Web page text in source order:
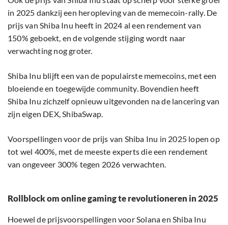
in 2025 dankzij een heropleving van de memecoin-rally. De
prijs van Shiba Inu heeft in 2024 al een rendement van
150% geboekt, en de volgende stijging wordt naar
verwachting nog groter.
Shiba Inu blijft een van de populairste memecoins, met een
bloeiende en toegewijde community. Bovendien heeft
Shiba Inu zichzelf opnieuw uitgevonden na de lancering van
zijn eigen DEX, ShibaSwap.
Voorspellingen voor de prijs van Shiba Inu in 2025 lopen op
tot wel 400%, met de meeste experts die een rendement
van ongeveer 300% tegen 2026 verwachten.
Rollblock om online gaming te revolutioneren in 2025
Hoewel de prijsvoorspellingen voor Solana en Shiba Inu